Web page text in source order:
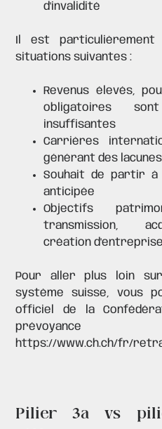
d'invalidité
Il est particulièrement
situations suivantes :
Revenus élevés,
obligatoires sont
insuffisantes
Carrières
générant des
Souhait de partir
anticipée
Objectifs
transmission,
création d'entreprise
Pour aller plus loin
système suisse, vous
officiel de la
https://www.ch.ch/fr/
Pilier 3a vs